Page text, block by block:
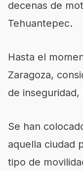
decenas de
Tehuantepec.
Hasta el
Zaragoza,
de inseguridad,
Se han
aquella ciudad
tipo de